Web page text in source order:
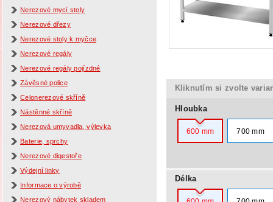
Nerezové mycí stoly
Nerezové dřezy
Nerezové stoly k myčce
Nerezové regály
Nerezové regály pojízdné
Závěsné police
Celonerezové skříně
Nástěnné skříně
Nerezová umyvadla, výlevka
Baterie, sprchy
Nerezové digestoře
Výdejní linky
Informace o výrobě
Nerezový nábytek skladem
Kliknutím si zvolte
Hloubka
600 mm 700 mm
Délka